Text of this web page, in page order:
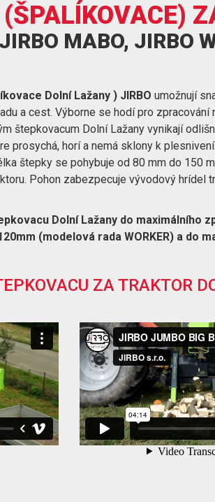
MABO, JIRBO
Dolní Lažany ) JIRBO umožnují
a cest. Výborne se hodí pro
štepkovacum Dolní Lažany vynikají
prosychá, horí a nemá sklony k
štepky se pohybuje od 80 mm do 150
Pohon zabezpecuje vývodový hrídel
Dolní Lažany do maximálního
(modelová rada WORKER) a do
ZA TRAKTOR